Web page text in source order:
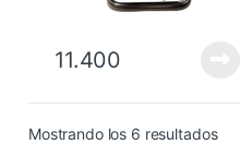
11.400
Mostrando los 6 resultados